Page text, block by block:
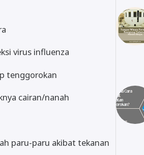
virus influenza
tenggorokan
cairan/nanah
paru-paru akibat tekanan